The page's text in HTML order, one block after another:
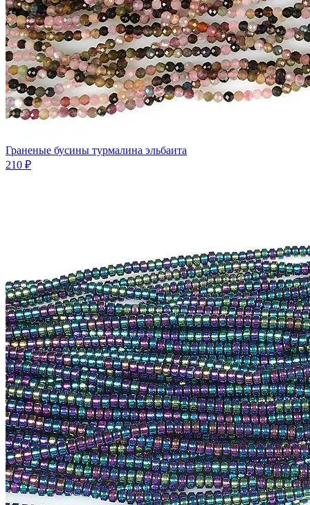
Граненые бусины турмалина эльбаита
210 ₽